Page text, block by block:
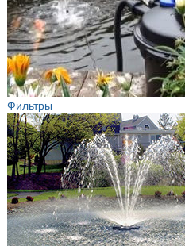
Фильтры